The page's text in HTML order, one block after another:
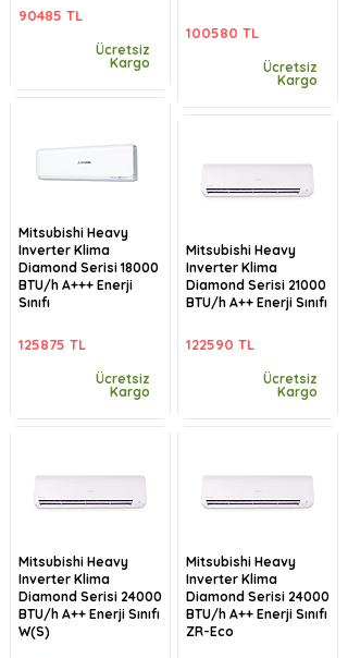
90485 TL
Ücretsiz
Kargo
Mitsubishi Heavy
Inverter Klima
Diamond Serisi 18000
BTU/h A+++ Enerji
Sınıfı
125875 TL
Ücretsiz
Kargo
Mitsubishi Heavy
Inverter Klima
Diamond Serisi 24000
BTU/h A++ Enerji Sınıfı
W(S)
100580 TL
Ücretsiz
Kargo
Mitsubishi Heavy
Inverter Klima
Diamond Serisi 21000
BTU/h A++ Enerji Sınıfı
122590 TL
Ücretsiz
Kargo
Mitsubishi Heavy
Inverter Klima
Diamond Serisi 24000
BTU/h A++ Enerji Sınıfı
ZR-Eco